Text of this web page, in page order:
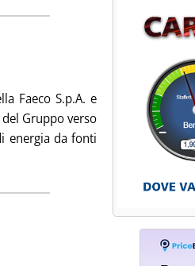
. Pubblicata giovedì 27 dicembre 2012 alle 15.20.
Faeco S.p.A. e
Gruppo verso
energia da fonti
acquista Faeco per 26,2